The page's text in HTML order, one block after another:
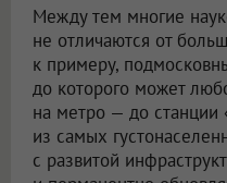
Между тем многие
не отличаются от
к примеру,
до которого может
на метро — до станции
из самых
с развитой